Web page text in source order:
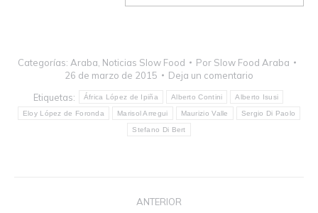
Categorías: Araba Noticias Slow Food Por Slow Food Araba
26 de marzo de 2015
Deja un comentario
Etiquetas:
África López de Ipiña Alberto Contini Alberto Isusi
Eloy López de Foronda Marisol Arregui Maurizio Valle Sergio Di Paolo
Stefano Di Bert
ANTERIOR